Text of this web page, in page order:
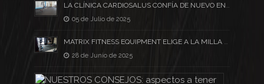
05 de Julio de 2025
28 de Junio de 2025